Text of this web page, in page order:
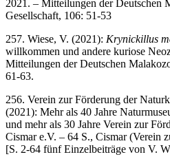
2021. – Mitteilungen der Deutschen
Gesellschaft, 106: 51-53
257. Wiese, V. (2021): Krynickillus
willkommen und andere kuriose
Mitteilungen der Deutschen
61-63.
256. Verein zur Förderung der
(2021): Mehr als 40 Jahre
und mehr als 30 Jahre Verein zur
Cismar e.V. – 64 S., Cismar (Verein
[S. 2-64 fünf Einzelbeiträge von V.